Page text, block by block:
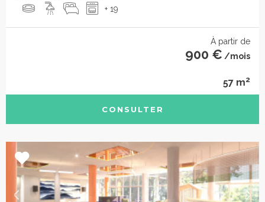
+ 19
À partir de
900 € /mois
57 m2
CONSULTER